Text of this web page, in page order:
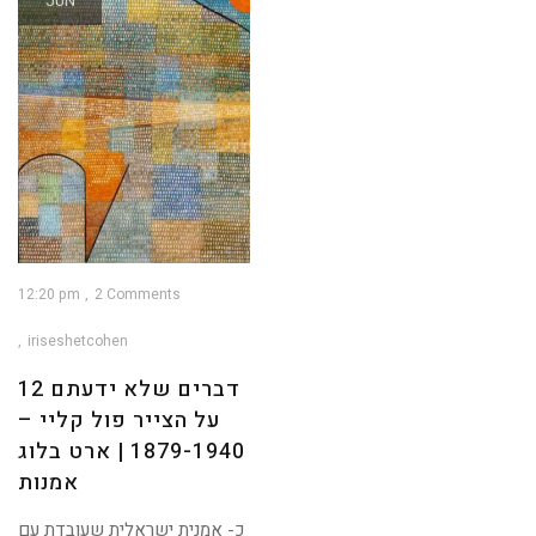
12:20 pm 2 Comments
iriseshetcohen
12 דברים שלא ידעתם
על הצייר פול קליי –
1879-1940 | ארט בלוג
אמנות
כ- אמנית ישראלית שעובדת עם